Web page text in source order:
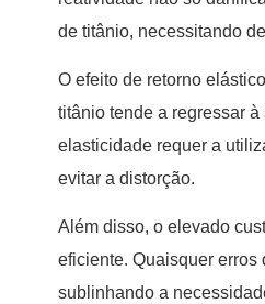
de titânio, necessitando
O efeito de retorno
titânio tende a regressar
elasticidade requer a
evitar a distorção.
Além disso, o elevado
eficiente. Quaisquer
sublinhando a